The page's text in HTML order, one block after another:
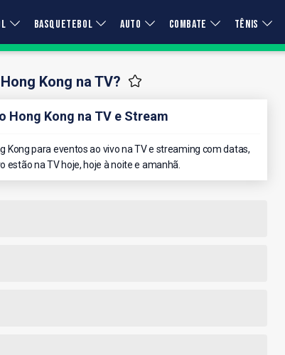
BASQUETEBOL AUTO COMBATE TÊNIS
Kong na TV?
Hong Kong na TV e Stream
para eventos ao vivo na TV e streaming com datas,
estão na TV hoje, hoje à noite e amanhã.